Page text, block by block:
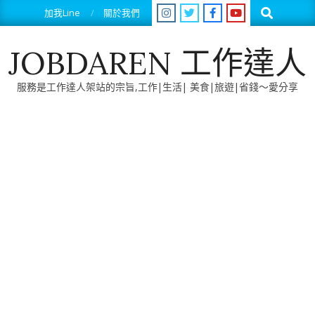
to
加我Line 關於我們 Search
JOBDAREN 工作達人
服務是工作達人架站的宗旨,工作|生活| 美食|旅遊|省錢～愛分享